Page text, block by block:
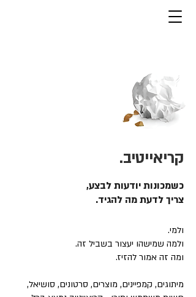
קריאייטיב.
כשמכונות יודעות לבצע,
צריך לדעת מה להגיד.
ולמי.
ולמה שמישהו יעצור בשביל זה.
ומה זה אמור להזיז.
מיתוגים, קמפיינים, מוצרים, סרטונים, סושיאל,